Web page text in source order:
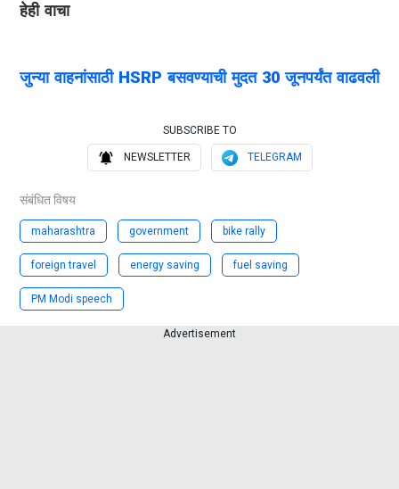
हेही वाचा
जुन्या वाहनांसाठी HSRP बसवण्याची मुदत 30 जूनपर्यंत वाढवली
SUBSCRIBE TO
NEWSLETTER TELEGRAM
संबंधित विषय
maharashtra government bike rally
foreign travel energy saving fuel saving
PM Modi speech
Advertisement